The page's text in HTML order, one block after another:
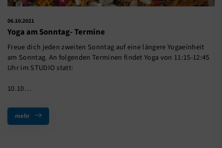
06.10.2021
Yoga am Sonntag- Termine
Freue dich jeden zweiten Sonntag auf eine längere Yogaeinheit
am Sonntag. An folgenden Terminen findet Yoga von 11:15-12:45
Uhr im STUDIO statt:
10.10…
mehr